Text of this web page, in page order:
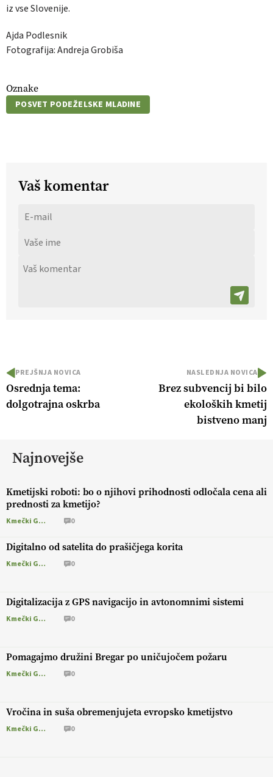
iz vse Slovenije.
Ajda Podlesnik
Fotografija: Andreja Grobiša
Oznake
POSVET PODEŽELSKE MLADINE
Vaš komentar
PREJŠNJA NOVICA
Osrednja tema:
dolgotrajna oskrba
NASLEDNJA NOVICA
Brez subvencij bi bilo
ekoloških kmetij
bistveno manj
Najnovejše
Kmetijski roboti: bo o njihovi prihodnosti odločala cena ali
prednosti za kmetijo?
Kmečki Glas 0
Digitalno od satelita do prašičjega korita
Kmečki Glas 0
Digitalizacija z GPS navigacijo in avtonomnimi sistemi
Kmečki Glas 0
Pomagajmo družini Bregar po uničujočem požaru
Kmečki Glas 0
Vročina in suša obremenjujeta evropsko kmetijstvo
Kmečki Glas 0